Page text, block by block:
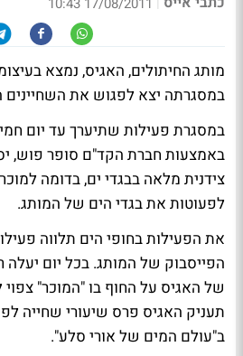
מותג החיתולים, האגיס, נמצא
במסגרתה יצא לפגוש את השחיינים
במסגרת פעילות שתיערך עד יום
באמצעות חברת הקד"ם סופר פוש,
צידנית מלאה בבגדי ים, בדומה
לפעוטות את בגדי הים של המותג.
את הפעילות בחופי הים תלווה
הפייסבוק של המותג. בכל יום יעלה
של האגיס על החוף בו "המוכר" צפוי
תעניק האגיס פרס שיעורי שחייה
ב"עולם המים של אורי סלע".